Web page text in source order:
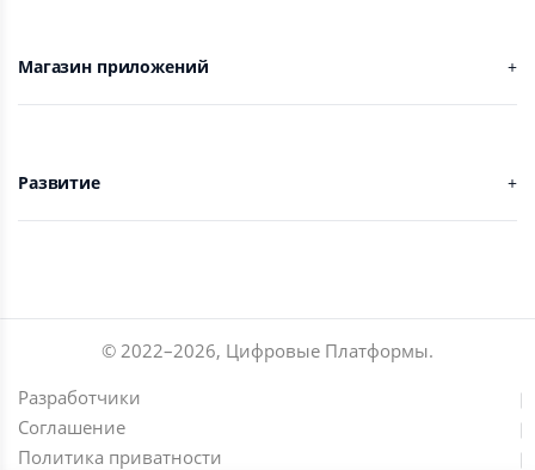
Магазин приложений
Развитие
© 2022–2026, Цифровые Платформы.
Разработчики
Соглашение
Политика приватности